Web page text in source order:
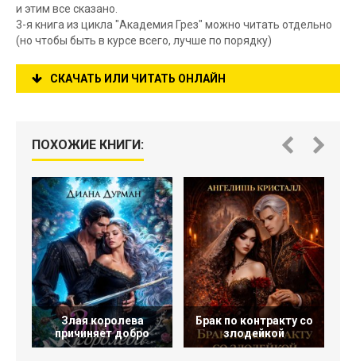
и этим все сказано.
3-я книга из цикла "Академия Грез" можно читать отдельно
(но чтобы быть в курсе всего, лучше по порядку)
СКАЧАТЬ ИЛИ ЧИТАТЬ ОНЛАЙН
ПОХОЖИЕ КНИГИ:
Злая королева
причиняет добро
Брак по контракту со
злодейкой